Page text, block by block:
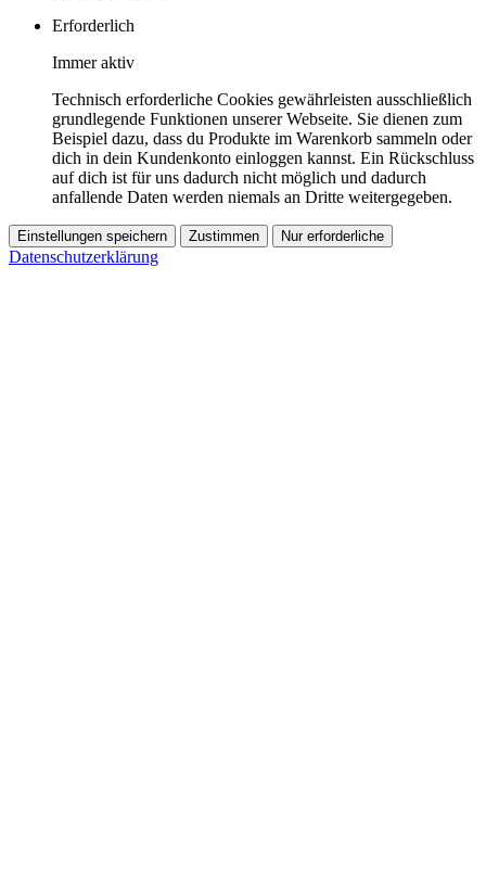
Erforderlich
Immer aktiv
Technisch erforderliche Cookies gewährleisten ausschließlich
grundlegende Funktionen unserer Webseite. Sie dienen zum
Beispiel dazu, dass du Produkte im Warenkorb sammeln oder
dich in dein Kundenkonto einloggen kannst. Ein Rückschluss
auf dich ist für uns dadurch nicht möglich und dadurch
anfallende Daten werden niemals an Dritte weitergegeben.
Einstellungen speichern Zustimmen Nur erforderliche
Datenschutzerklärung